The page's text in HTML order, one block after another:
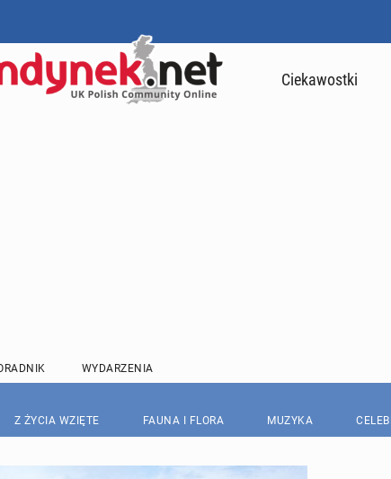
Ciekawostki
WYDARZENIA
Z ŻYCIA WZIĘTE FAUNA I FLORA MUZYKA